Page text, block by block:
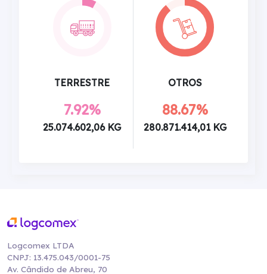
TERRESTRE
7.92%
25.074.602,06 KG
OTROS
88.67%
280.871.414,01 KG
Logcomex LTDA
CNPJ: 13.475.043/0001-75
Av. Cândido de Abreu, 70